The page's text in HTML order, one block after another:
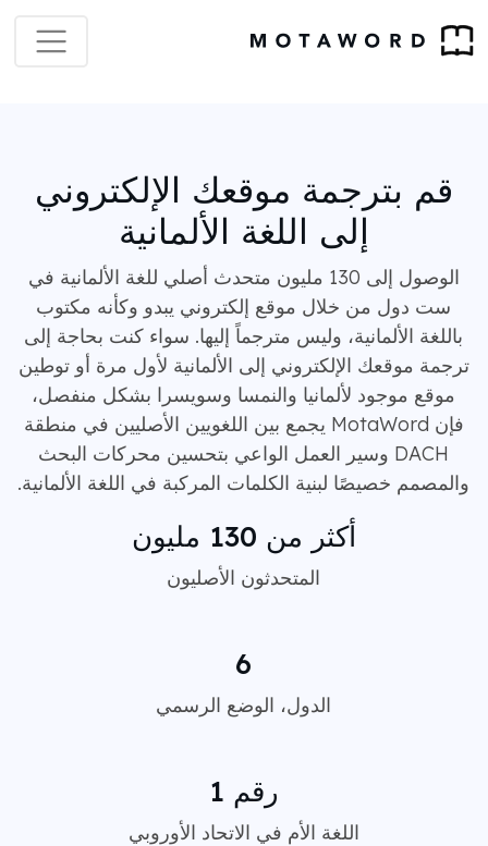
قم بترجمة موقعك الإلكتروني
إلى اللغة الألمانية
الوصول إلى 130 مليون متحدث أصلي للغة الألمانية في
ست دول من خلال موقع إلكتروني يبدو وكأنه مكتوب
باللغة الألمانية، وليس مترجماً إليها. سواء كنت بحاجة إلى
ترجمة موقعك الإلكتروني إلى الألمانية لأول مرة أو توطين
موقع موجود لألمانيا والنمسا وسويسرا بشكل منفصل،
فإن MotaWord يجمع بين اللغويين الأصليين في منطقة
DACH وسير العمل الواعي بتحسين محركات البحث
والمصمم خصيصًا لبنية الكلمات المركبة في اللغة الألمانية.
أكثر من 130 مليون
المتحدثون الأصليون
6
الدول، الوضع الرسمي
رقم 1
اللغة الأم في الاتحاد الأوروبي